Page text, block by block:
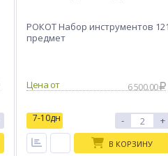
РОКОТ Набор инструментов 121
предмет
6 500.00
7-10дн - +
В КОРЗИНУ